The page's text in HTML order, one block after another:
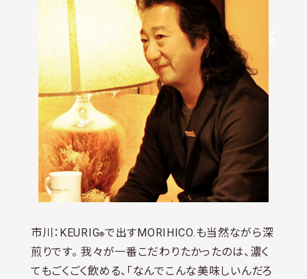
市川：KEURIG®で出すMORIHICO.も当然ながら深
煎りです。 我々が一番こだわりたかったのは、濃く
てもごくごく飲める、「なんでこんな美味しいんだろ